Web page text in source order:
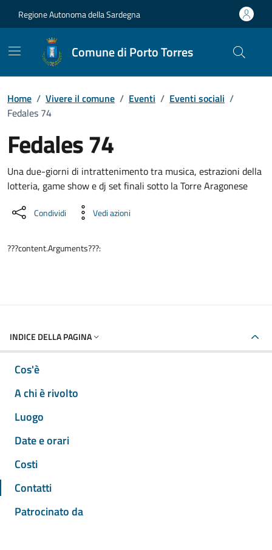
Regione Autonoma della Sardegna
Comune di Porto Torres
Home / Vivere il comune / Eventi / Eventi sociali /
Fedales 74
Fedales 74
Dettaglio dell'evento
Una due-giorni di intrattenimento tra musica, estrazioni della
lotteria, game show e dj set finali sotto la Torre Aragonese
Condividi Vedi azioni
???content.Arguments???:
INDICE DELLA PAGINA
Cos'è
A chi è rivolto
Luogo
Date e orari
Costi
Contatti
Patrocinato da